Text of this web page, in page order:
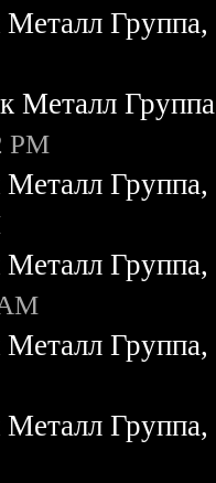
Металл
PM